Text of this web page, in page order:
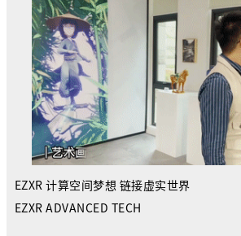
EZXR 计算空间梦想 链接虚实世界
EZXR ADVANCED TECH